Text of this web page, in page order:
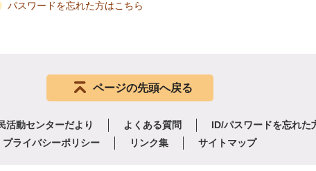
パスワードを忘れた方はこちら
ページの先頭へ戻る
活動センターだより よくある質問 ID/パスワードを忘れた
プライバシーポリシー
リンク集 サイトマップ